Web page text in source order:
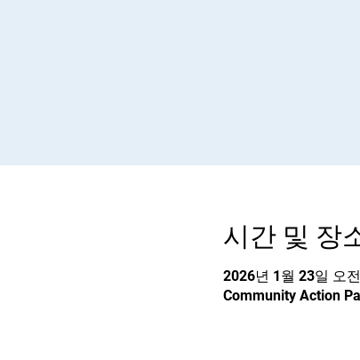
시간 및 장
2026년 1월 23일 오
Community Action